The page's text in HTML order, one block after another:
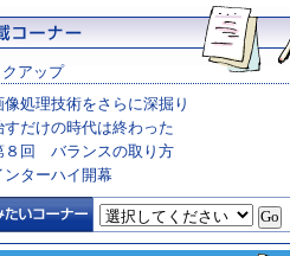
アップ
像処理技術をさらに深掘り
すだけの時代は終わった
８回 バランスの取り方
ンターハイ開幕